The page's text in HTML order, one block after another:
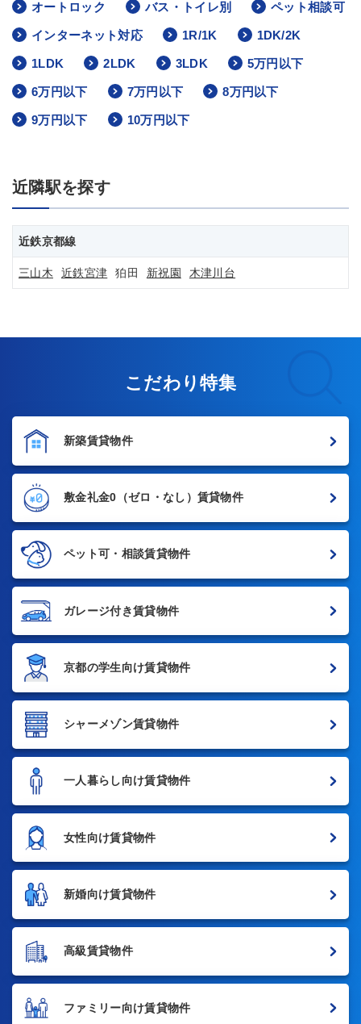
オートロック バス・トイレ別 ペット相談可
インターネット対応 1R/1K 1DK/2K
1LDK 2LDK 3LDK 5万円以下
6万円以下 7万円以下 8万円以下
9万円以下 10万円以下
近隣駅を探す
近鉄京都線
三山木 近鉄宮津 狛田 新祝園 木津川台
こだわり特集
新築賃貸物件
敷金礼金0 （ゼロ・なし）賃貸物件
ペット可・相談賃貸物件
ガレージ付き賃貸物件
京都の学生向け賃貸物件
シャーメゾン賃貸物件
一人暮らし向け賃貸物件
女性向け賃貸物件
新婚向け賃貸物件
高級賃貸物件
ファミリー向け賃貸物件